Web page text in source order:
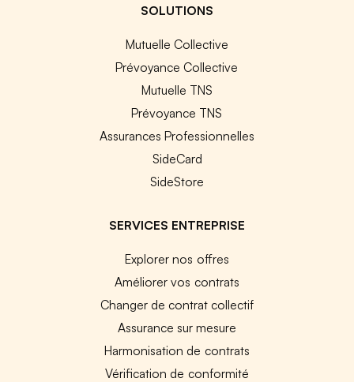
SOLUTIONS
Mutuelle Collective
Prévoyance Collective
Mutuelle TNS
Prévoyance TNS
Assurances Professionnelles
SideCard
SideStore
SERVICES ENTREPRISE
Explorer nos offres
Améliorer vos contrats
Changer de contrat collectif
Assurance sur mesure
Harmonisation de contrats
Vérification de conformité